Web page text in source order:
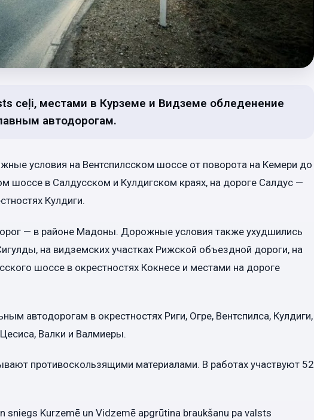
ceļi, местами в Курземе и Видземе обледенение
автодорогам.
условия на Вентспилсском шоссе от поворота на Кемери до
шоссе в Салдусском и Кулдигском краях, на дороге Салдус —
Кулдиги.
— в районе Мадоны. Дорожные условия также ухудшились
на видземских участках Рижской объездной дороги, на
шоссе в окрестностях Кокнесе и местами на дороге
автодорогам в окрестностях Риги, Огре, Вентспилса, Кулдиги,
Валки и Валмиеры.
противоскользящими материалами. В работах участвуют 52
Kurzemē un Vidzemē apgrūtina braukšanu pa valsts